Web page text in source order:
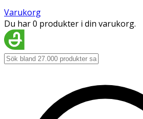
Varukorg
Du har 0 produkter i din varukorg.